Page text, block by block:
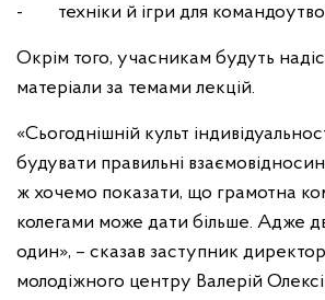
- техніки й ігри для
Окрім того, учасникам будуть
матеріали за темами лекцій.
«Сьогоднішній культ
будувати правильні
ж хочемо показати, що грамотна
колегами може дати більше. Адже
один», – сказав заступник
молодіжного центру Валерій